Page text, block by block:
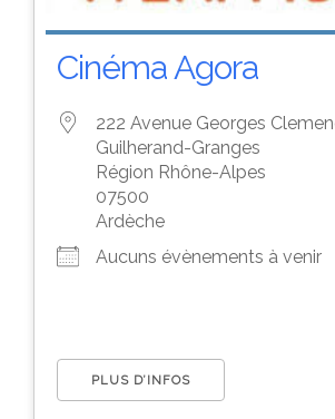
Cinéma Agora
222 Avenue Georges
Guilherand-Granges
Région Rhône-Alpes
07500
Ardèche
Aucuns évènements à venir
PLUS D’INFOS